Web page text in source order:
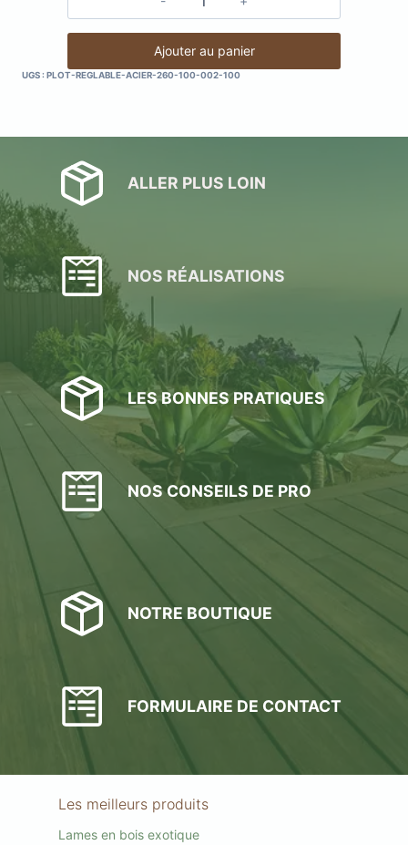
quantité
Plots
réglable
à
10
Ajouter au panier
UGS :PLOT-REGLABLE-ACIER-260-100-002-100
ALLER PLUS LOIN
NOS RÉALISATIONS
LES BONNES PRATIQUES
NOS CONSEILS DE PRO
NOTRE BOUTIQUE
FORMULAIRE DE CONTACT
Les meilleurs produits
Lames en bois exotique